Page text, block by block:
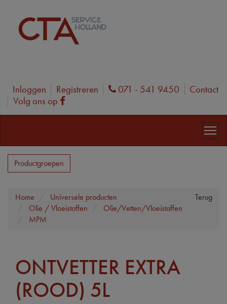
Inloggen Registreren Phone
071 - 541 9450
Contact
Volg ons op
Facebook
Productgroepen
Terug
Home
Universele producten
Olie / Vloeistoffen
Olie/Vetten/Vloeistoffen
MPM
ONTVETTER EXTRA
(ROOD) 5L